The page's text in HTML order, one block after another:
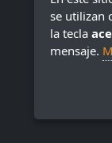
se utilizan
la tecla
mensaje.